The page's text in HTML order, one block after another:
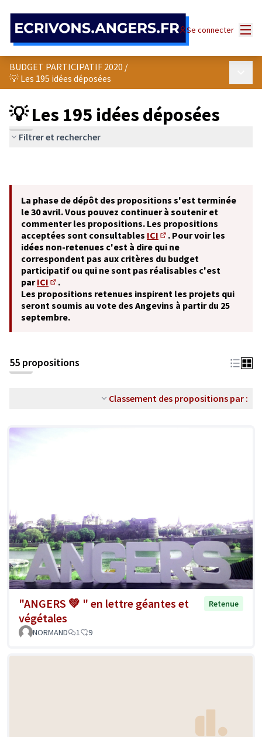
Se connecter
BUDGET PARTICIPATIF 2020 /
💡 Les 195 idées déposées
💡 Les 195 idées déposées
Filtrer et rechercher
La phase de dépôt des propositions s'est terminée
le 30 avril. Vous pouvez continuer à soutenir et
commenter les propositions. Les propositions
acceptées sont consultables ICI
(S'ouvre dans un nouvel
. Pour voir les
idées non-retenues c'est à dire qui ne
correspondent pas aux critères du budget
participatif ou qui ne sont pas réalisables c'est
parICI
(S'ouvre dans un nouvel onglet)
.
Les propositions retenues inspirent les projets qui
seront soumis au vote des Angevins à partir du 25
septembre.
55 propositions
Classement des propositions par :
"ANGERS 💚 " en lettre géantes et
végétales
Retenue
NORMAND 1 9